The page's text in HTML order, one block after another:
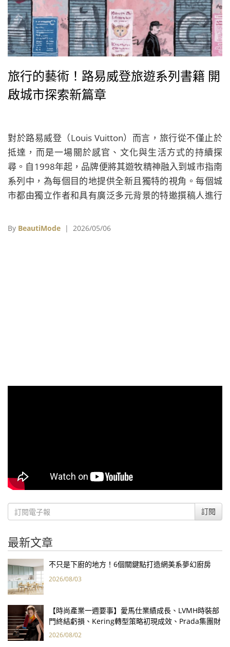
旅行的藝術！路易威登旅遊系列書籍 開
啟城市探索新篇章
對於路易威登（Louis Vuitton）而言，旅行從不僅止於
抵達，而是一場關於感官、文化與生活方式的持續探
尋。自1998年起，品牌便將其遊牧精神融入到城市指南
系列中，為每個目的地提供全新且獨特的視角。每個城
市都由獨立作者和具有廣泛多元背景的特邀撰稿人進行
By BeautiMode | 2026/05/06
訂閱
最新文章
不只是下廚的地方！6個關鍵點打造網美系夢幻廚房
2026/08/03
【時尚產業一週要事】愛馬仕業績成長、LVMH時裝部
門終結虧損、Kering轉型策略初現成效、Prada集團財
報亮眼
2026/08/02